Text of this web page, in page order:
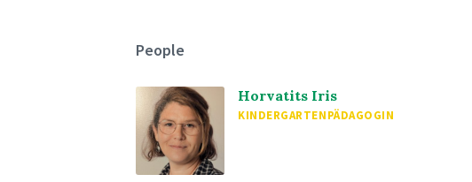
People
Horvatits Iris
KINDERGARTENPÄDAGOGIN